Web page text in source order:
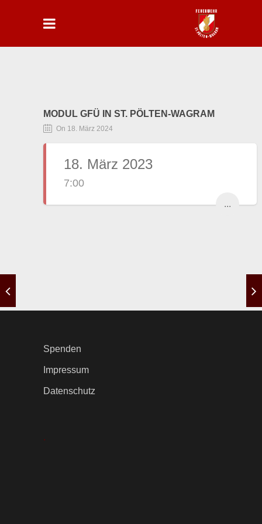
MODUL GFÜ IN ST. PÖLTEN-WAGRAM
On 18. März 2024
18. März 2023
7:00
...
Spenden
Impressum
Datenschutz
.